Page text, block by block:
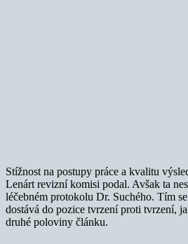
Stížnost na postupy práce a kvalitu
Lenárt revizní komisi podal. Avšak ta
léčebném protokolu Dr. Suchého. Tím
dostává do pozice tvrzení proti tvrzení,
druhé poloviny článku.